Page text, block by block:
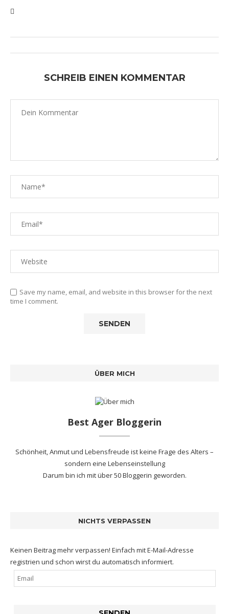
SCHREIB EINEN KOMMENTAR
Save my name, email, and website in this browser for the next
time I comment.
ÜBER MICH
Best Ager Bloggerin
Schönheit, Anmut und Lebensfreude ist keine Frage des Alters –
sondern eine Lebenseinstellung
Darum bin ich mitüber 50 Bloggerin geworden.
NICHTS VERPASSEN
Keinen Beitrag mehr verpassen! Einfach mit E-Mail-Adresse
registrien und schon wirst du automatisch informiert.